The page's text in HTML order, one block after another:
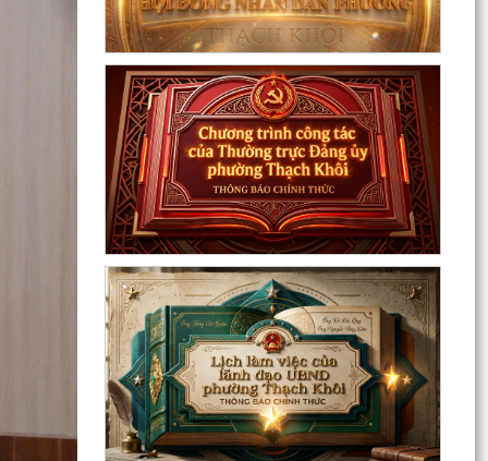
Đồng chí Đặng Xuân Thưởng - Uỷ viên Thành
uỷ, Phó Trưởng ban thường trực Ban Nội chính
Thành uỷ dự...
Nuôi con bằng sữa mẹ cho một “Khởi đầu bền
vững - Phát huy những thực hành tốt sẵn có”
Về việc thay đổi địa danh trên bảng hiệu tại các
Nhà Văn hoá và tăng cường công tác quản lý
hoạt...
Phường Thạch Khôi tổ chức lấy mẫu sinh phẩm
hài cốt liệt sĩ chưa xác định được thông tin để
giám...
Hội nghị công bố quyết định công tác cán bộ
Chương trình Công tác tuần của Chủ tịch, các
Phó Chủ tịch UBND phường (Từ 03/8/2026 đến
09/8/2026)